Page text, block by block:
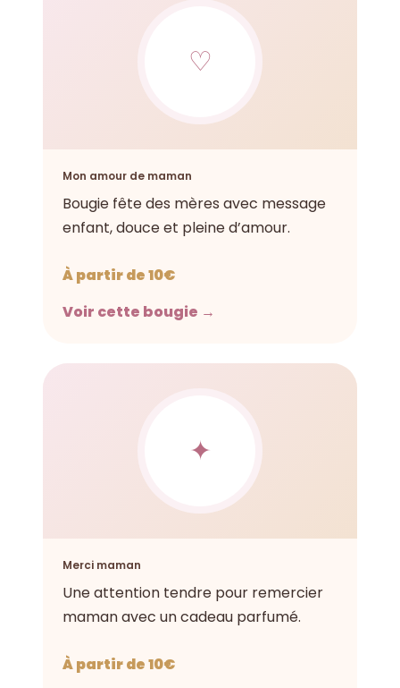
♡
Mon amour de maman
Bougie fête des mères avec message
enfant, douce et pleine d’amour.
À partir de 10€
Voir cette bougie →
✦
Merci maman
Une attention tendre pour remercier
maman avec un cadeau parfumé.
À partir de 10€